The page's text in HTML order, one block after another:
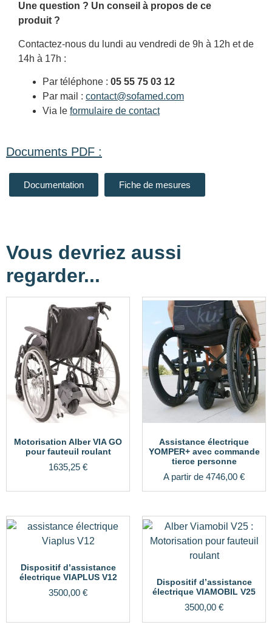
Une question ? Un conseil à propos de ce
produit ?
Contactez-nous du lundi au vendredi de 9h à 12h et de
14h à 17h :
Par téléphone : 05 55 75 03 12
Par mail : contact@sofamed.com
Via le formulaire de contact
Documents PDF :
Documentation Fiche de mesures
Vous devriez aussi
regarder...
Motorisation Alber VIA GO
pour fauteuil roulant
1635,25 €
Assistance électrique
YOMPER+ avec commande
tierce personne
A partir de 4746,00 €
Dispositif d’assistance
électrique VIAPLUS V12
3500,00 €
Dispositif d’assistance
électrique VIAMOBIL V25
3500,00 €